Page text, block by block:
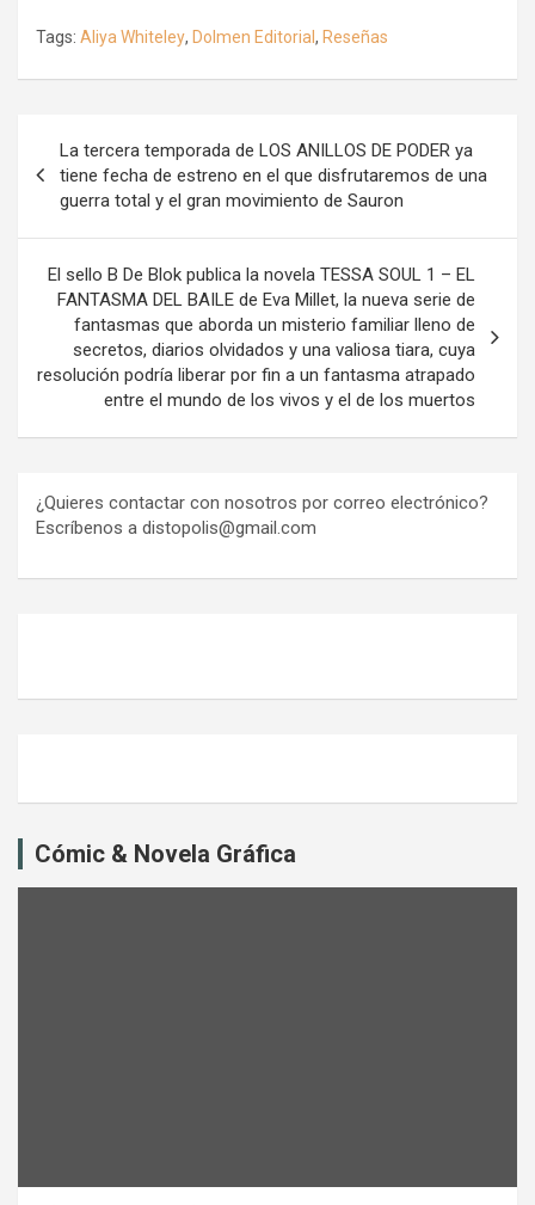
Tags: Aliya Whiteley, Dolmen Editorial , Reseñas
de
entradas
La tercera temporada de LOS ANILLOS DE PODER ya
tiene fecha de estreno en el que disfrutaremos de una
guerra total y el gran movimiento de Sauron
El sello B De Blok publica la novela TESSA SOUL 1 – EL
FANTASMA DEL BAILE de Eva Millet, la nueva serie de
fantasmas que aborda un misterio familiar lleno de
secretos, diarios olvidados y una valiosa tiara, cuya
resolución podría liberar por fin a un fantasma atrapado
entre el mundo de los vivos y el de los muertos
¿Quieres contactar con nosotros por correo electrónico?
Escríbenos a distopolis@gmail.com
Cómic & Novela Gráfica